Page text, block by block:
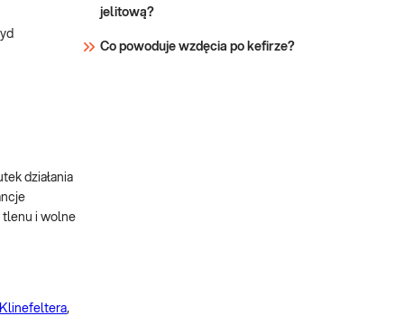
działania
tlenu i wolne
Klinefeltera,
jelitową?
Co powoduje wzdęcia po kefirze?